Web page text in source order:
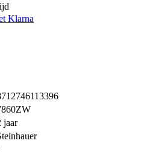
Klarna
jaar